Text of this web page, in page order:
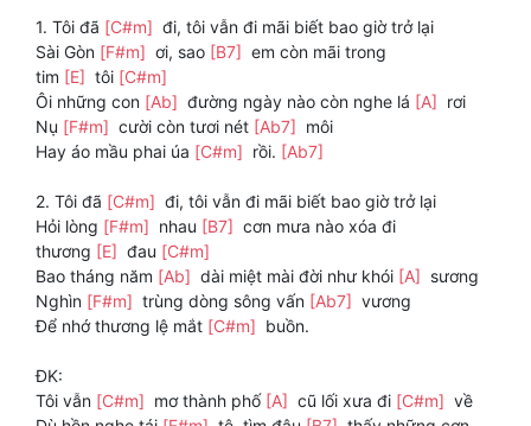
1. Tôi đã [C#m] đi, tôi vẫn đi mãi biết bao giờ trở lại
Sài Gòn [F#m] ơi, sao [B7] em còn mãi trong
tim [E] tôi [C#m]
Ôi những con [Ab] đường ngày nào còn nghe lá [A] rơi
Nụ [F#m] cười còn tươi nét [Ab7] môi
Hay áo mầu phai úa [C#m] rồi. [Ab7]
2. Tôi đã [C#m] đi, tôi vẫn đi mãi biết bao giờ trở lại
Hỏi lòng [F#m] nhau [B7] cơn mưa nào xóa đi
thương [E] đau [C#m]
Bao tháng năm [Ab] dài miệt mài đời như khói [A] sương
Nghìn [F#m] trùng dòng sông vấn [Ab7] vương
Để nhớ thương lệ mắt [C#m] buồn.
ĐK:
Tôi vẫn [C#m] mơ thành phố [A] cũ lối xưa đi [C#m] về